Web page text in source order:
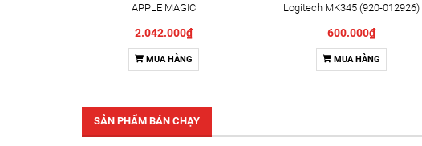
APPLE MAGIC
2.042.000₫
MUA HÀNG
Logitech MK345 (920-012926)
600.000₫
MUA HÀNG
SẢN PHẨM BÁN CHẠY